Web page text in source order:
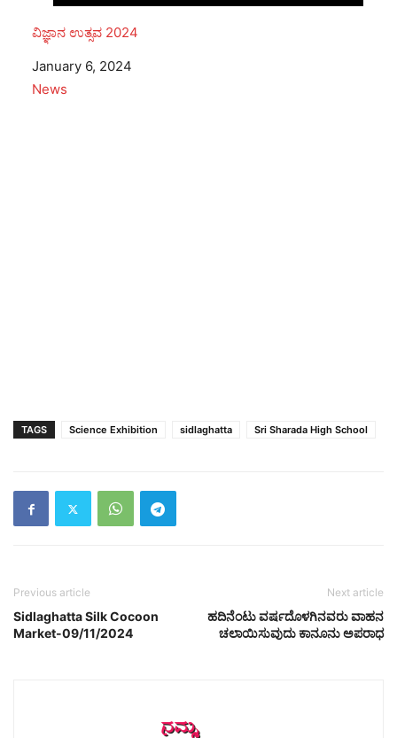
ವಿಜ್ಞಾನ ಉತ್ಸವ 2024
Date
January 6, 2024
In relation to
News
TAGS Science Exhibition sidlaghatta Sri Sharada High School
Previous article
Sidlaghatta Silk Cocoon
Market-09/11/2024
Next article
ಹದಿನೆಂಟು ವರ್ಷದೊಳಗಿನವರು ವಾಹನ
ಚಲಾಯಿಸುವುದು ಕಾನೂನು ಅಪರಾಧ